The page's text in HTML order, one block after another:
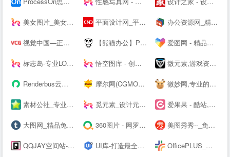
美女图片_美女壁纸_写真女神_极品尤物_宅男女神尽在—奇妙尤物网 平面设计网_平面设计作品欣赏-设计网 办公资源网_精品PPT模板下载网站_海量办公素材资源可供下载_动起办公
视觉中国—正版高清图片、视频、音乐、字体下载—商业图片下载网站 【熊猫办公】PPT模板，创意设计素材 高效办公在熊猫 爱图网 - 精品设计图片素材aiimg.com
标志岛-专业LOGO素材下载平台 悟空图库 - 创意设计素材，PPT模板，Word模板，高效办公尽在悟空 微元素,游戏资源下载,游戏原画,手机游戏资源,游戏开发资源 - Element3ds.com!
Renderbus云渲染农场-海量机器云渲染平台,高效3D云渲染服务 摩尔网(CGMOL),3D模型免费共享,--交易平台,设计师互动平台,分享改变未来 微妙网,专业的动画师、特效师、CG模型设计师网站！ - wmiao.com
素材公社_专业设计素材网_高清图片网站 觅元素_设计元素的免费下载网站_免抠素材51yuansu.com 爱果果 - 酷站,H5,UI,网页模板、素材免费下载,案例欣赏
大图网_精品免费素材共享平台www.daimg.com 360图片 - 网罗天下美图 美图秀秀--_免费在线P图抠图拼图_证件照制作
QQJAY空间站-分享QQ网名 个性签名 QQ分组 日志 QQ头像 空间素材 QQ空间 皮肤等内容 UI库-打造最全的UI素材库 OfficePLUS_微软官方Office模板服务平台_ppt模板_会员免费_工作总结_求职简历